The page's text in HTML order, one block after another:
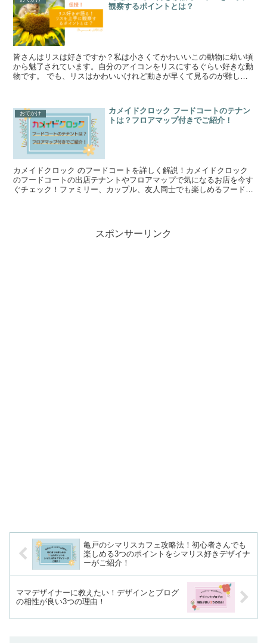
観察するポイントとは？
皆さんはリスは好きですか？私は小さくてかわいいこの動物に幼い頃
から魅了されています。自分のアイコンをリスにするぐらい好きな動
物です。 でも、リスはかわいいけれど動きが早くて見るのが難し
おでかけ
カメイドクロック フードコートのテナン
トは？フロアマップ付きでご紹介！
カメイドクロック のフードコートを詳しく解説！カメイドクロック
のフードコートの出店テナントやフロアマップで気になるお店を今す
ぐチェック！ファミリー、カップル、友人同士でも楽しめるフードコ
スポンサーリンク
亀戸のシマリスカフェ攻略法！初心者さんでも
楽しめる3つのポイントをシマリス好きデザイナ
ーがご紹介！
ママデザイナーに教えたい！デザインとブログ
の相性が良い3つの理由！